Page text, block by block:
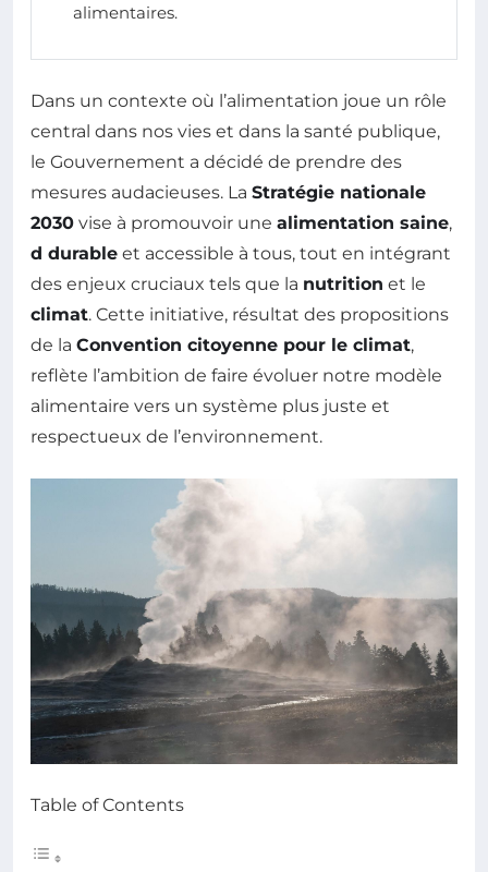
alimentaires.
Dans un contexte où l’alimentation joue un rôle
central dans nos vies et dans la santé publique,
le Gouvernement a décidé de prendre des
mesures audacieuses. La Stratégie nationale
2030 vise à promouvoir une alimentation saine,
d durable et accessible à tous, tout en intégrant
des enjeux cruciaux tels que la nutrition et le
climat. Cette initiative, résultat des propositions
de la Convention citoyenne pour le climat,
reflète l’ambition de faire évoluer notre modèle
alimentaire vers un système plus juste et
respectueux de l’environnement.
Table of Contents